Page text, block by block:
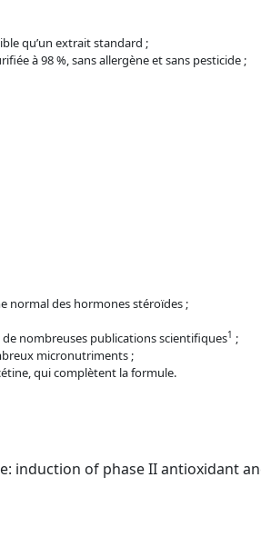
qu’un extrait standard ;
à 98 %, sans allergène et sans pesticide ;
normal des hormones stéroïdes ;
nombreuses publications scientifiques1 ;
micronutriments ;
qui complètent la formule.
induction of phase II antioxidant